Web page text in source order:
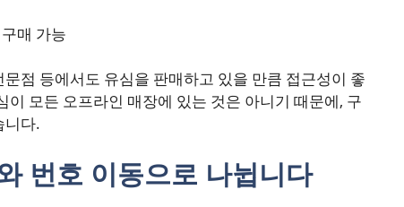
매 가능
점 등에서도 유심을 판매하고 있을 만큼 접근성이 좋
모든 오프라인 매장에 있는 것은 아니기 때문에, 구
니다.
번호 이동으로 나뉩니다